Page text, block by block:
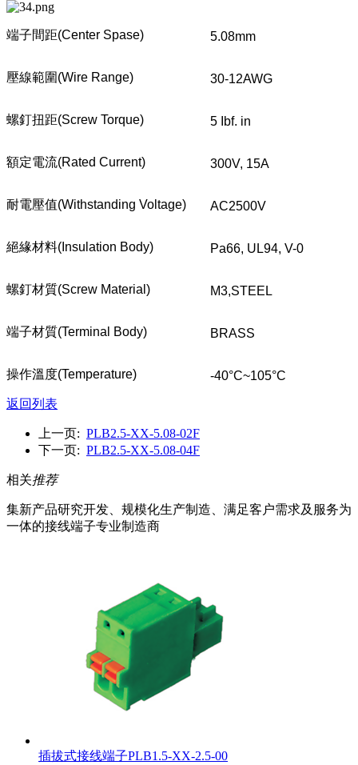
端子間距(Center Spase) 5.08mm
壓線範圍(Wire Range) 30-12AWG
螺釘扭距(Screw Torque) 5 Ibf. in
額定電流(Rated Current) 300V, 15A
耐電壓值(Withstanding Voltage) AC2500V
絕緣材料(Insulation Body) Pa66, UL94, V-0
螺釘材質(Screw Material) M3,STEEL
端子材質(Terminal Body) BRASS
操作溫度(Temperature) -40°C~105°C
返回列表
上一页: PLB2.5-XX-5.08-02F
下一页: PLB2.5-XX-5.08-04F
相关推荐
集新产品研究开发、规模化生产制造、满足客户需求及服务为
一体的接线端子专业制造商
插拔式接线端子PLB1.5-XX-2.5-00